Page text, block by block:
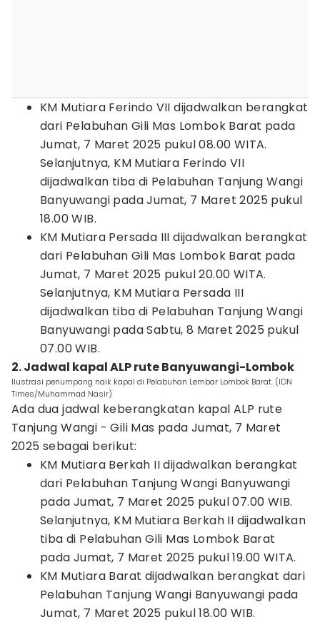
KM Mutiara Ferindo VII dijadwalkan berangkat
dari Pelabuhan Gili Mas Lombok Barat pada
Jumat, 7 Maret 2025 pukul 08.00 WITA.
Selanjutnya, KM Mutiara Ferindo VII
dijadwalkan tiba di Pelabuhan Tanjung Wangi
Banyuwangi pada Jumat, 7 Maret 2025 pukul
18.00 WIB.
KM Mutiara Persada III dijadwalkan berangkat
dari Pelabuhan Gili Mas Lombok Barat pada
Jumat, 7 Maret 2025 pukul 20.00 WITA.
Selanjutnya, KM Mutiara Persada III
dijadwalkan tiba di Pelabuhan Tanjung Wangi
Banyuwangi pada Sabtu, 8 Maret 2025 pukul
07.00 WIB.
2. Jadwal kapal ALP rute Banyuwangi-Lombok
Ilustrasi penumpang naik kapal di Pelabuhan Lembar Lombok Barat. (IDN
Times/Muhammad Nasir)
Ada dua jadwal keberangkatan kapal ALP rute
Tanjung Wangi - Gili Mas pada Jumat, 7 Maret
2025 sebagai berikut:
KM Mutiara Berkah II dijadwalkan berangkat
dari Pelabuhan Tanjung Wangi Banyuwangi
pada Jumat, 7 Maret 2025 pukul 07.00 WIB.
Selanjutnya, KM Mutiara Berkah II dijadwalkan
tiba di Pelabuhan Gili Mas Lombok Barat
pada Jumat, 7 Maret 2025 pukul 19.00 WITA.
KM Mutiara Barat dijadwalkan berangkat dari
Pelabuhan Tanjung Wangi Banyuwangi pada
Jumat, 7 Maret 2025 pukul 18.00 WIB.